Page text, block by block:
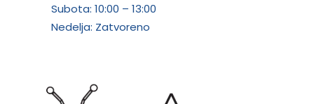
Subota: 10:00 – 13:00
Nedelja: Zatvoreno